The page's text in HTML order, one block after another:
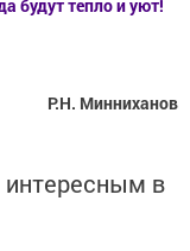
будут тепло и уют!
Р.Н. Минниханов
в